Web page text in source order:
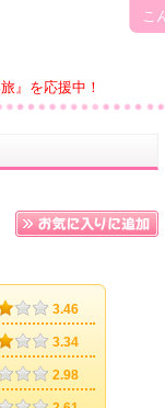
』を応援中！
こ
3.46
3.34
2.98